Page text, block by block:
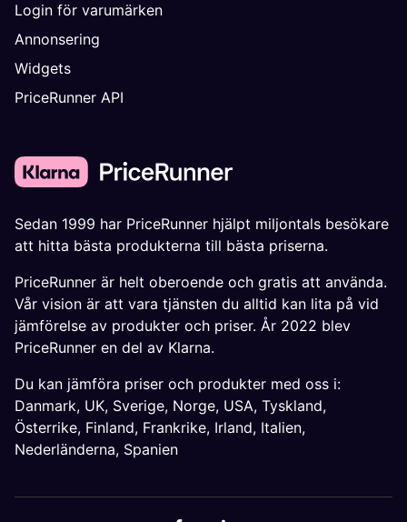
Login för varumärken
Annonsering
Widgets
PriceRunner API
Sedan 1999 har PriceRunner hjälpt miljontals besökare
att hitta bästa produkterna till bästa priserna.
PriceRunner är helt oberoende och gratis att använda.
Vår vision är att vara tjänsten du alltid kan lita på vid
jämförelse av produkter och priser. År 2022 blev
PriceRunner en del av Klarna.
Du kan jämföra priser och produkter med oss i:
Danmark, UK, Sverige, Norge, USA, Tyskland,
Österrike, Finland, Frankrike, Irland, Italien,
Nederländerna, Spanien